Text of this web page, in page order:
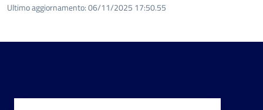
Ultimo aggiornamento:06/11/2025 17:50.55